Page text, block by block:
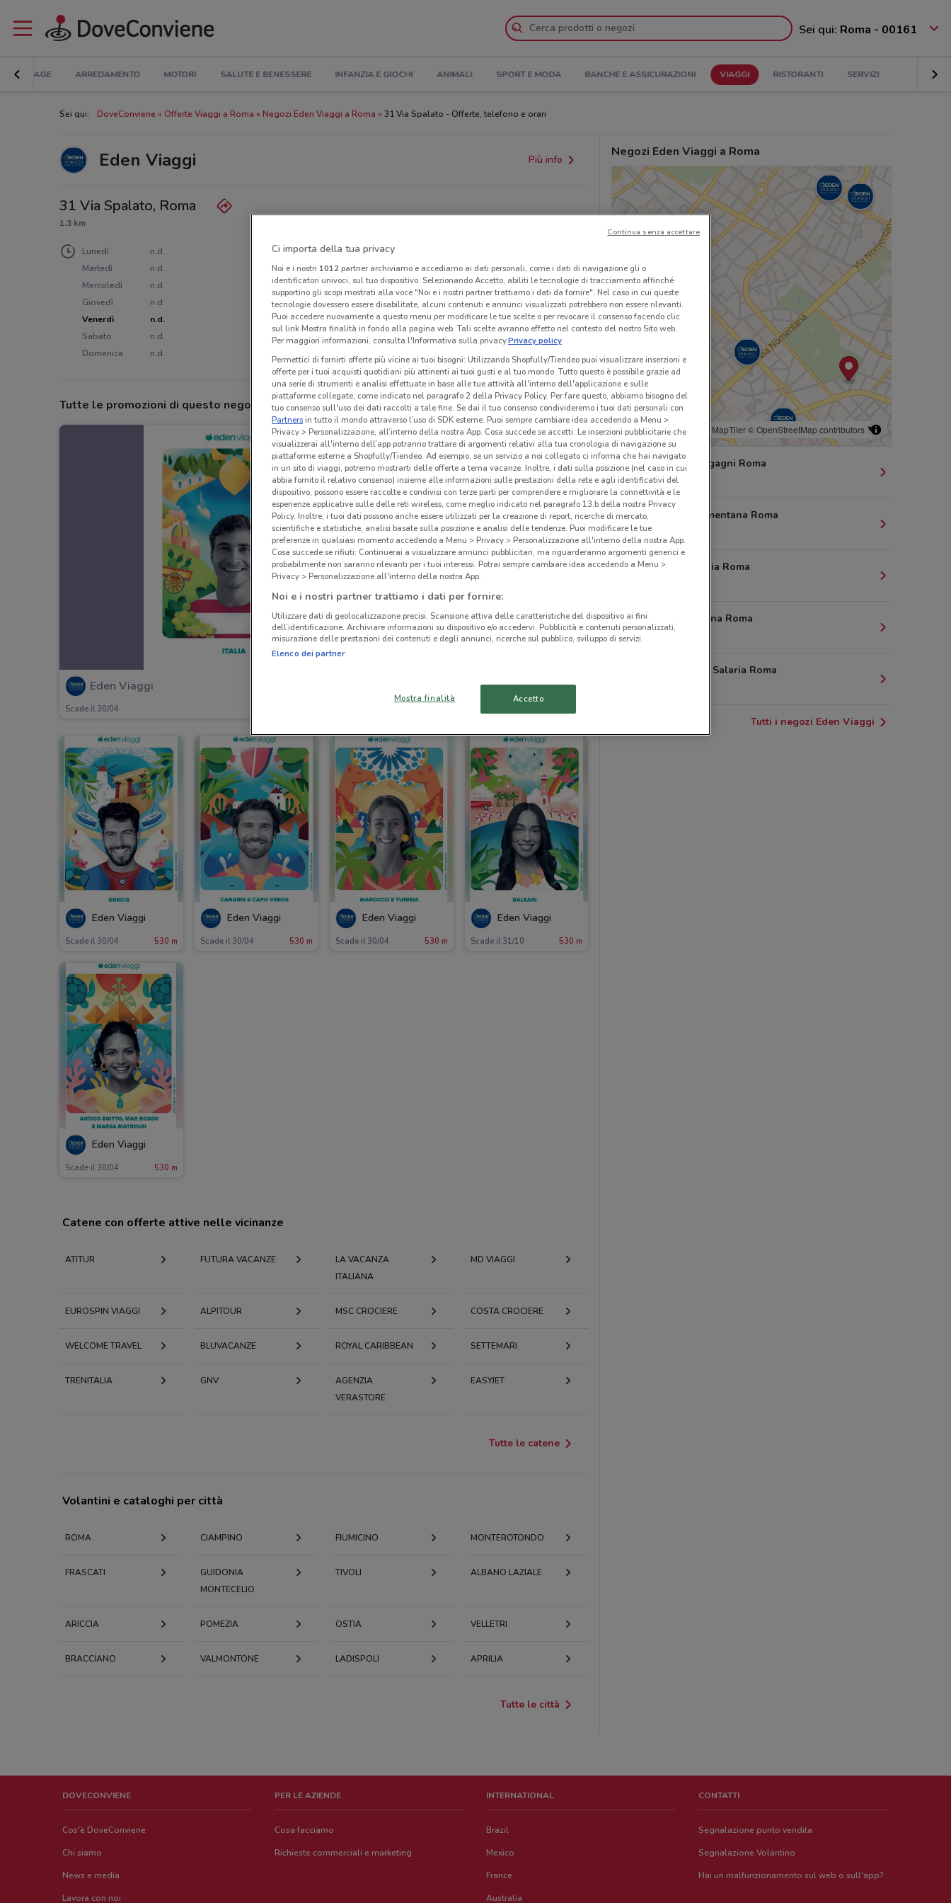
Sei qui: Roma - 00161
BRICOLAGE ARREDAMENTO MOTORI SALUTE E BENESSERE INFANZIA E GIOCHI ANIMALI SPORT E MODA BANCHE E ASSICURAZIONI VIAGGI RISTORANTI SERVIZI
Sei qui: DoveConviene Offerte Viaggi a Roma Negozi Eden Viaggi a Roma 31 Via Spalato - Offerte, telefono e orari
Eden Viaggi Più info
31 Via Spalato, Roma
1.3 km
Lunedì
n.d.
Martedì
n.d.
Mercoledì
n.d.
Giovedì
n.d.
Venerdì
n.d.
Sabato
n.d.
Domenica
n.d.
Tutte le promozioni di questo negozio
Eden Viaggi
Scade il 30/04
Eden Viaggi
Scade il 30/04 530 m
Eden Viaggi
Scade il 30/04 530 m
Eden Viaggi
Scade il 30/04 530 m
Eden Viaggi
Scade il 31/10 530 m
Eden Viaggi
Scade il 30/04 530 m
Negozi Eden Viaggi a Roma
© MapTiler© OpenStreetMap contributors
2/e Via Morgagni Roma
529 m
169 Via Nomentana Roma
2 Piazza Istria Roma
50 Via Collina Roma
1.4 km
205/207 Via Salaria Roma
Tutti i negozi Eden Viaggi
Catene con offerte attive nelle vicinanze
ATITUR FUTURA VACANZE
LA VACANZA
ITALIANA
MD VIAGGI
EUROSPIN VIAGGI ALPITOUR MSC CROCIERE COSTA CROCIERE
WELCOME TRAVEL BLUVACANZE ROYAL CARIBBEAN SETTEMARI
TRENITALIA GNV
AGENZIA
VERASTORE
EASYJET
Tutte le catene
Volantini e cataloghi per città
ROMA CIAMPINO FIUMICINO MONTEROTONDO
FRASCATI
GUIDONIA
MONTECELIO
TIVOLI ALBANO LAZIALE
ARICCIA POMEZIA OSTIA VELLETRI
BRACCIANO VALMONTONE LADISPOLI APRILIA
Tutte le città
DOVECONVIENE
Cos'è DoveConviene
Chi siamo
News e media
Lavora con noi
PER LE AZIENDE
Cosa facciamo
Richieste commerciali e marketing
INTERNATIONAL
Brazil
Mexico
France
Australia
CONTATTI
Segnalazione punto vendita
Segnalazione Volantino
Hai un malfunzionamento sul web o sull'app?
Ci importa della tua privacy
Noi e i nostri 1012partner archiviamo e accediamo ai dati personali, come i dati di navigazione gli o
identificatori univoci, sul tuo dispositivo. Selezionando Accetto, abiliti le tecnologie di tracciamento affinché
supportino gli scopi mostrati alla voce "Noi e i nostri partner trattiamo i dati da fornire". Nel caso in cui queste
tecnologie dovessero essere disabilitate, alcuni contenuti e annunci visualizzati potrebbero non essere rilevanti.
Puoi accedere nuovamente a questo menu per modificare le tue scelte o per revocare il consenso facendo clic
sul link Mostra finalità in fondo alla pagina web. Tali scelte avranno effetto nel contesto del nostro Sito web.
Per maggiori informazioni, consulta l'Informativa sulla privacy.Privacy policy
Permettici di fornirti offerte più vicine ai tuoi bisogni: Utilizzando Shopfully/Tiendeo puoi visualizzare inserzioni e
offerte per i tuoi acquisti quotidiani più attinenti ai tuoi gusti e al tuo mondo. Tutto questo è possibile grazie ad
una serie di strumenti e analisi effettuate in base alle tue attività all'interno dell'applicazione e sulle
piattaforme collegate, come indicato nel paragrafo 2 della Privacy Policy. Per fare questo, abbiamo bisogno del
tuo consenso sull'uso dei dati raccolti a tale fine. Se dai il tuo consenso condivideremo i tuoi dati personali con
Partnersin tutto il mondo attraverso l’uso di SDK esterne. Puoi sempre cambiare idea accedendo a Menu >
Privacy > Personalizzazione, all’interno della nostra App. Cosa succede se accetti: Le inserzioni pubblicitarie che
visualizzerai all'interno dell’app potranno trattare di argomenti relativi alla tua cronologia di navigazione su
piattaforme esterne a Shopfully/Tiendeo. Ad esempio, se un servizio a noi collegato ci informa che hai navigato
in un sito di viaggi, potremo mostrarti delle offerte a tema vacanze. Inoltre, i dati sulla posizione (nel caso in cui
abbia fornito il relativo consenso) insieme alle informazioni sulle prestazioni della rete e agli identificativi del
dispositivo, possono essere raccolte e condivisi con terze parti per comprendere e migliorare la connettività e le
esperienze applicative sulle delle reti wireless, come meglio indicato nel paragrafo 13.b della nostra Privacy
Policy. Inoltre, i tuoi dati possono anche essere utilizzati per la creazione di report, ricerche di mercato,
scientifiche e statistiche, analisi basate sulla posizione e analisi delle tendenze. Puoi modificare le tue
preferenze in qualsiasi momento accedendo a Menu > Privacy > Personalizzazione all'interno della nostra App.
Cosa succede se rifiuti: Continuerai a visualizzare annunci pubblicitari, ma riguarderanno argomenti generici e
probabilmente non saranno rilevanti per i tuoi interessi. Potrai sempre cambiare idea accedendo a Menu >
Privacy > Personalizzazione all'interno della nostra App.
Noi e i nostri partner trattiamo i dati per fornire:
Utilizzare dati di geolocalizzazione precisi. Scansione attiva delle caratteristiche del dispositivo ai fini
dell’identificazione. Archiviare informazioni su dispositivo e/o accedervi. Pubblicità e contenuti personalizzati,
misurazione delle prestazioni dei contenuti e degli annunci, ricerche sul pubblico, sviluppo di servizi.
Elenco dei partner
Mostra finalità Accetto
Continua senza accettare